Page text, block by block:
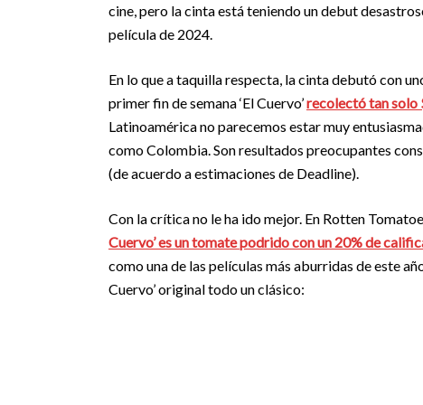
cine, pero la cinta está teniendo un debut
película de 2024.
En lo que a taquilla respecta, la cinta debutó con
primer fin de semana ‘El Cuervo’recolectó tan solo
Latinoamérica no parecemos estar muy
como Colombia. Son resultados preocupantes
(de acuerdo a estimaciones de Deadline).
Con la crítica no le ha ido mejor. En Rotten
Cuervo’ es un tomate podrido con un 20% de
como una de las películas más aburridas de este
Cuervo’ original todo un clásico: